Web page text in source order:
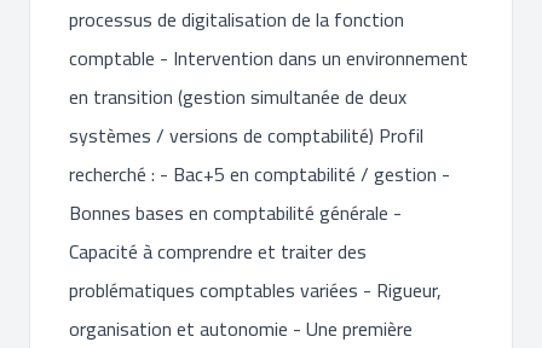
processus de digitalisation de la fonction
comptable - Intervention dans un environnement
en transition (gestion simultanée de deux
systèmes / versions de comptabilité) Profil
recherché : - Bac+5 en comptabilité / gestion -
Bonnes bases en comptabilité générale -
Capacité à comprendre et traiter des
problématiques comptables variées - Rigueur,
organisation et autonomie - Une première